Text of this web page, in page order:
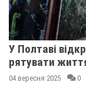
У Полтаві
рятувати
04 вересня 2025 0